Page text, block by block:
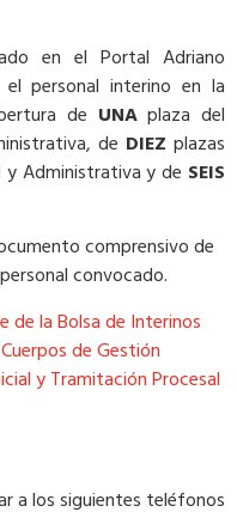
en el Portal Adriano
personal interino en la
de UNAplaza del
de DIEZ plazas
y Administrativa y de SEIS
comprensivo de
convocado.
de la Bolsa de Interinos
de Gestión
y Tramitación Procesal
a los siguientes teléfonos